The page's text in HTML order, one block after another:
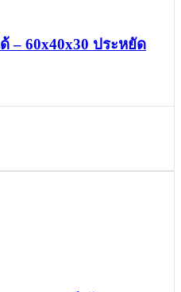
– 60x40x30 ประหยัด